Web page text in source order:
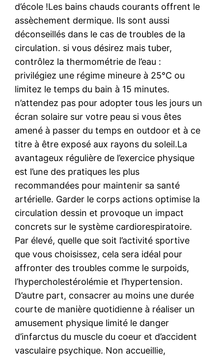
d’école !Les bains chauds courants offrent le
assèchement dermique. Ils sont aussi
déconseillés dans le cas de troubles de la
circulation. si vous désirez mais tuber,
contrôlez la thermométrie de l’eau :
privilégiez une régime mineure à 25°C ou
limitez le temps du bain à 15 minutes.
n’attendez pas pour adopter tous les jours un
écran solaire sur votre peau si vous êtes
amené à passer du temps en outdoor et à ce
titre à être exposé aux rayons du soleil.La
avantageux régulière de l’exercice physique
est l’une des pratiques les plus
recommandées pour maintenir sa santé
artérielle. Garder le corps actions optimise la
circulation dessin et provoque un impact
concrets sur le système cardiorespiratoire.
Par élevé, quelle que soit l’activité sportive
que vous choisissez, cela sera idéal pour
affronter des troubles comme le surpoids,
l’hypercholestérolémie et l’hypertension.
D’autre part, consacrer au moins une durée
courte de manière quotidienne à réaliser un
amusement physique limité le danger
d’infarctus du muscle du coeur et d’accident
vasculaire psychique. Non accueillie,